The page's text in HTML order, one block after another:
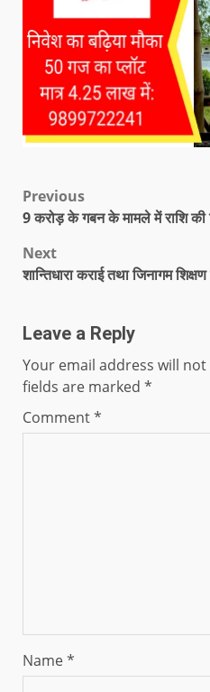
Previous
9 करोड़ के गबन के मामले में राशि
Next
शान्तिधारा कराई तथा जिनागम
Leave a Reply
Your email address will
fields are marked *
Comment*
Name*